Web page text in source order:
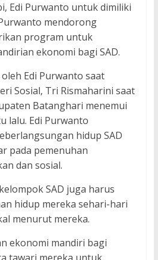
Edi Purwanto untuk dimiliki
mendorong
program untuk
ekonomi bagi SAD.
Edi Purwanto saat
Sosial, Tri Rismaharini saat
Batanghari menemui
lalu. Edi Purwanto
hidup SAD
pada pemenuhan
dan sosial.
SAD juga harus
hidup mereka sehari-hari
menurut mereka.
ekonomi mandiri bagi